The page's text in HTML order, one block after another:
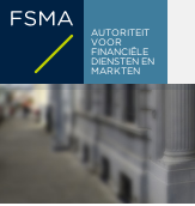
Overslaan
naar
de
inhoud
AUTORITEIT
VOOR
FINANCIËLE
DIENSTEN EN
MARKTEN
C
s
u
m
t